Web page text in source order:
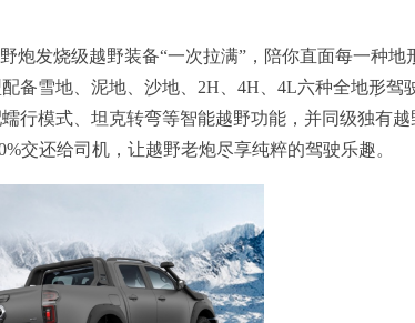
炮发烧级越野装备“一次拉满”，陪你直面每一种地
备雪地、泥地、沙地、2H、4H、4L六种全地形驾
行模式、坦克转弯等智能越野功能，并同级独有越
交还给司机，让越野老炮尽享纯粹的驾驶乐趣。